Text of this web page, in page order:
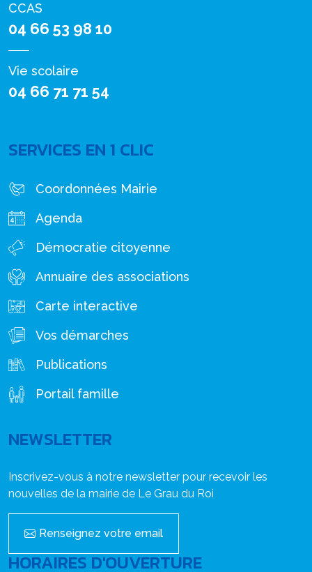
CCAS
04 66 53 98 10
Vie scolaire
04 66 71 71 54
SERVICES EN 1 CLIC
Coordonnées Mairie
Agenda
Démocratie citoyenne
Annuaire des associations
Carte interactive
Vos démarches
Publications
Portail famille
NEWSLETTER
Inscrivez-vous à notre newsletter pour recevoir les
nouvelles de la mairie de Le Grau du Roi
Renseignez votre email
HORAIRES D'OUVERTURE